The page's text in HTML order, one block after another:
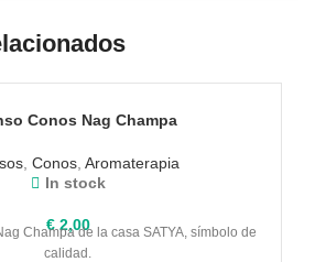
Conos Nag Champa
, Conos, Aromaterapia
In stock
€2,00
Champa de la casa SATYA, símbolo de
calidad.